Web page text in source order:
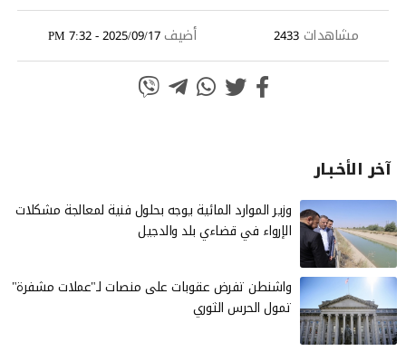
مشاهدات 2433 أضيف2025/09/17 - 7:32 PM
آخر الأخـبـار
وزير الموارد المائية يوجه بحلول فنية لمعالجة مشكلات
الإرواء في قضاءي بلد والدجيل
واشنطن تفرض عقوبات على منصات لـ"عملات مشفرة"
تمول الحرس الثوري